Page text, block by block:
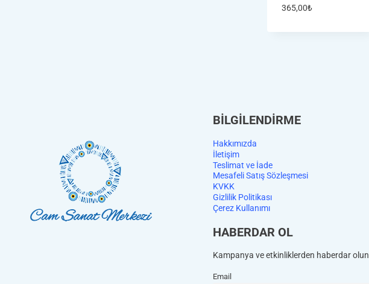
365,00₺
BİLGİLENDİRME
Hakkımızda
İletişim
Teslimat ve İade
Mesafeli Satış Sözleşmesi
KVKK
Gizlilik Politikası
Çerez Kullanımı
HABERDAR OL
Kampanya ve etkinliklerden haberdar olun
Email